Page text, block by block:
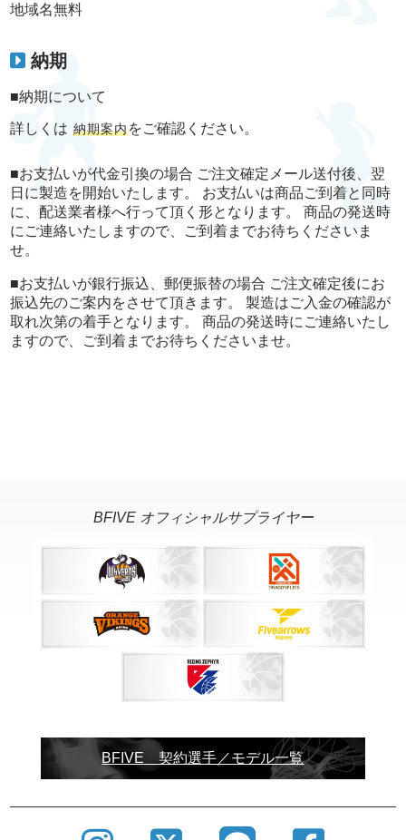
地域名無料
納期
■納期について
詳しくは 納期案内をご確認ください。
■お支払いが代金引換の場合 ご注文確定メール送付後、翌
日に製造を開始いたします。 お支払いは商品ご到着と同時
に、配送業者様へ行って頂く形となります。 商品の発送時
にご連絡いたしますので、ご到着までお待ちくださいま
せ。
■お支払いが銀行振込、郵便振替の場合 ご注文確定後にお
振込先のご案内をさせて頂きます。 製造はご入金の確認が
取れ次第の着手となります。 商品の発送時にご連絡いたし
ますので、ご到着までお待ちくださいませ。
BFIVE オフィシャルサプライヤー
BFIVE 契約選手／モデル一覧